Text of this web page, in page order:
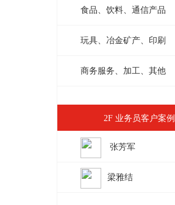
食品、饮料、通信产品
玩具、冶金矿产、印刷
商务服务、加工、其他
2F 业务员客户案例
张芳军
梁雅结